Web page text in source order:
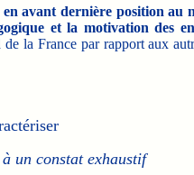
avant dernière position
et la motivation des
la France par rapport aux
un constat exhaustif